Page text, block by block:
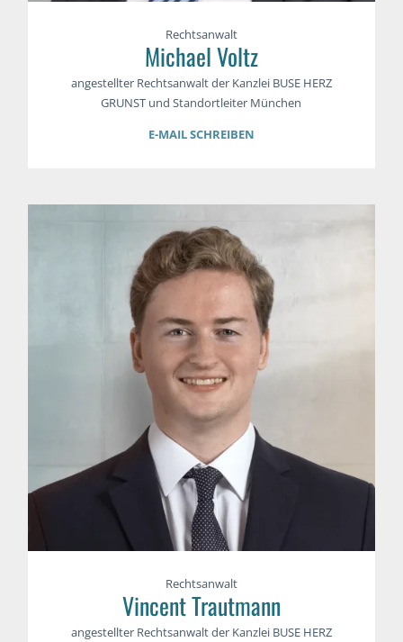
Rechtsanwalt
Michael Voltz
angestellter Rechtsanwalt der Kanzlei BUSE HERZ
GRUNST und Standortleiter München
E-MAIL SCHREIBEN
Rechtsanwalt
Vincent Trautmann
angestellter Rechtsanwalt der Kanzlei BUSE HERZ